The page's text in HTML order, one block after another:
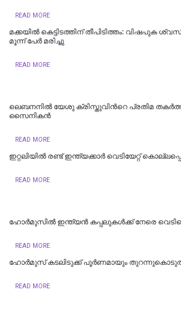
READ MORE
മക്കയിൽ കെട്ടിടത്തിന് തീപിടിത്തം: വിഷപുക
മൂന്ന് പേർ മരിച്ചു
READ MORE
ലെബനനില്‍ യേശു ക്രിസ്തുവിന്‍റെ പ്രതിമ
സൈനികന്‍
READ MORE
ഇറ്റലിയില്‍ രണ്ട് ഇന്ത്യക്കാര്‍ വെടിയേറ്റ്
READ MORE
ഹോർമുസിൽ ഇന്ത്യൻ കപ്പലുകൾക്ക് നേരെ
READ MORE
ഹോര്‍മുസ് കടലിടുക്ക് പൂര്‍ണമായും
READ MORE